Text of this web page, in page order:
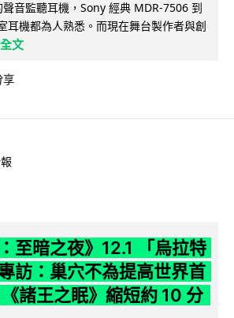
音監聽耳機，Sony 經典 MDR-7506 到
耳機都為人熟悉。而現在舞台製作者與創
文
享
至暗之夜》12.1 「烏拉特
訪：巢穴不為提高世界首
諸王之眠》縮短約 10 分